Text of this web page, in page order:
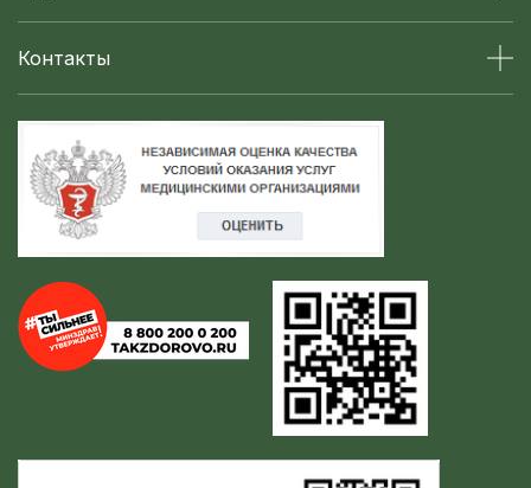
Контакты